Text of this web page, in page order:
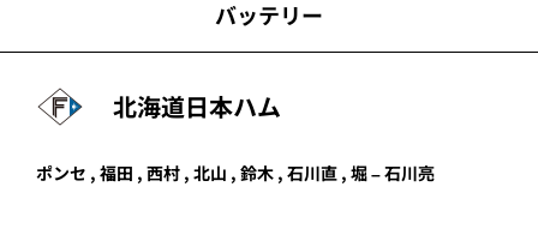
バッテリー
北海道日本ハム
ポンセ , 福田 , 西村 , 北山 , 鈴木 , 石川直 , 堀– 石川亮